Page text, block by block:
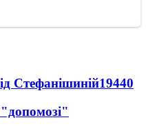
Стефанішиній19440